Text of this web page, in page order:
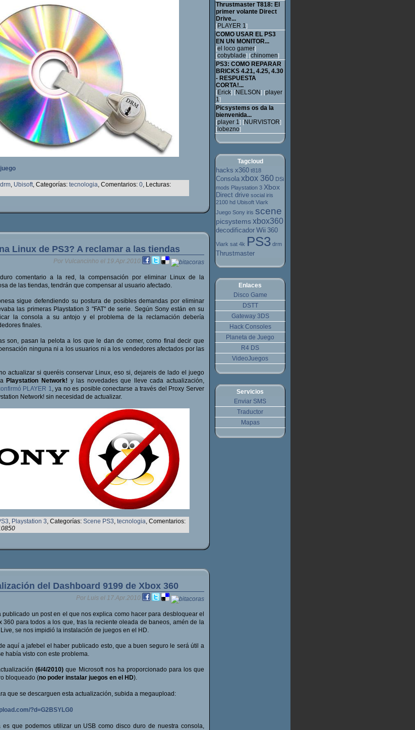
drm, Ubisoft, Categorías: tecnologia, Comentarios: 0, Lecturas:
Linux de PS3? A reclamar a las tiendas
Por Vulcancinho el 19.Apr.2010
comentario a la red, la compensación por eliminar Linux de la
de las tiendas, tendrán que compensar al usuario afectado.
sigue defendiendo su postura de posibles demandas por eliminar
las primeras Playstation 3 "FAT" de serie. Según Sony están en su
la consola a su antojo y el problema de la reclamación debería
finales.
son, pasan la pelota a los que le dan de comer, como final decir que
ninguna ni a los usuarios ni a los vendedores afectados por las
actualizar si queréis conservar Linux, eso si, dejareis de lado el juego
Playstation Network! y las novedades que lleve cada actualización,
PLAYER 1, ya no es posible conectarse a través del Proxy Server
Network! sin necesidad de actualizar.
, Playstation 3, Categorías: Scene PS3, tecnologia, Comentarios:
del Dashboard 9199 de Xbox 360
Por Luis el 17.Apr.2010
publicado un post en el que nos explica como hacer para desbloquear el
360 para todos a los que, tras la reciente oleada de baneos, amén de la
se nos impidió la instalación de juegos en el HD.
aquí a jafebel el haber publicado esto, que a buen seguro le será útil a
había visto con este problema.
(6/4/2010) que Microsoft nos ha proporcionado para los que
bloqueado (no poder instalar juegos en el HD).
que se descarguen esta actualización, subida a megaupload:
?d=G2BSYLG0
es que podemos utilizar un USB como disco duro de nuestra consola,
Thrustmaster T818: El
primer volante Direct
Drive...
[PLAYER 1]
COMO USAR EL PS3
EN UN MONITOR...
[el loco gamer]
[cobyblade] [chinomen]
PS3: COMO REPARAR
BRICKS 4.21, 4.25, 4.30
- RESPUESTA
CORTA!...
[Erick] [NELSON] [player
1]
Picsystems os da la
bienvenida...
[player 1] [NURVISTOR]
[ lobezno]
Tagcloud
hacks x360 t818
Consola xbox 360 DSi
mods Playstation 3 Xbox
Direct drive social iris
2100 hd Ubisoft Viark
Juego Sony iris scene
picsystemsxbox360
decodificador Wii 360
Viark sat 4k PS3 drm
Thrustmaster
Enlaces
Disco Game
DSTT
Gateway 3DS
Hack Consoles
Planeta de Juego
R4 DS
VideoJuegos
Servicios
Enviar SMS
Traductor
Mapas